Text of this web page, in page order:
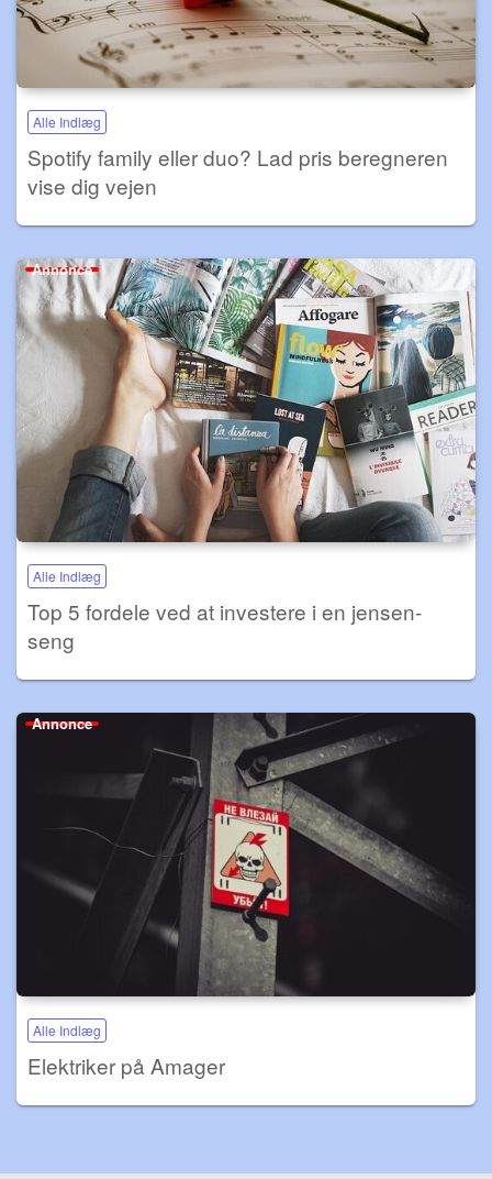
Alle Indlæg
Spotify family eller duo? Lad pris beregneren
vise dig vejen
Annonce
Alle Indlæg
Top 5 fordele ved at investere i en jensen-
seng
Annonce
Alle Indlæg
Elektriker på Amager